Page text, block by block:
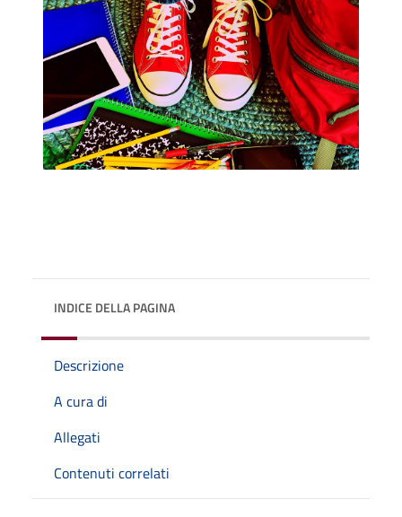
INDICE DELLA PAGINA
Descrizione
A cura di
Allegati
Contenuti correlati